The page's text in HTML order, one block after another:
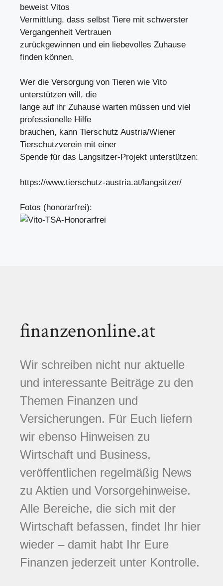
beweist Vitos
Vermittlung, dass selbst Tiere mit schwerster
Vergangenheit Vertrauen
zurückgewinnen und ein liebevolles Zuhause
finden können.
Wer die Versorgung von Tieren wie Vito
unterstützen will, die
lange auf ihr Zuhause warten müssen und viel
professionelle Hilfe
brauchen, kann Tierschutz Austria/Wiener
Tierschutzverein mit einer
Spende für das Langsitzer-Projekt unterstützen:
https://www.tierschutz-austria.at/langsitzer/
Fotos (honorarfrei):
finanzenonline.at
Wir schreiben nicht nur aktuelle
und interessante Beiträge zu den
Themen Finanzen und
Versicherungen. Für Euch liefern
wir ebenso Hinweisen zu
Wirtschaft und Business,
veröffentlichen regelmäßig News
zu Aktien und Vorsorgehinweise.
Alle Bereiche, die sich mit der
Wirtschaft befassen, findet Ihr hier
wieder – damit habt Ihr Eure
Finanzen jederzeit unter Kontrolle.